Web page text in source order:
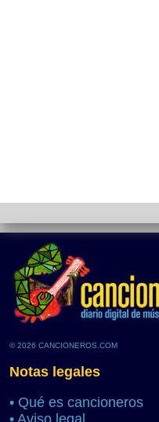
© 2026 CANCIONEROS.COM
Notas legales
• Qué es cancioneros
• Aviso legal